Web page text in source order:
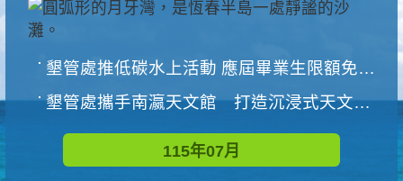
墾管處推低碳水上活動 應屆畢業生限額免費參加
墾管處攜手南瀛天文館 打造沉浸式天文探索營隊
115年07月